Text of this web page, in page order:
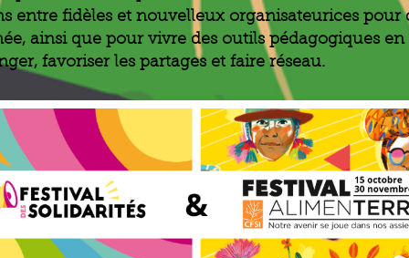
entre fidèles et nouvelleux organisateurices pour
ainsi que pour vivre des outils pédagogiques en
favoriser les partages et faire réseau.